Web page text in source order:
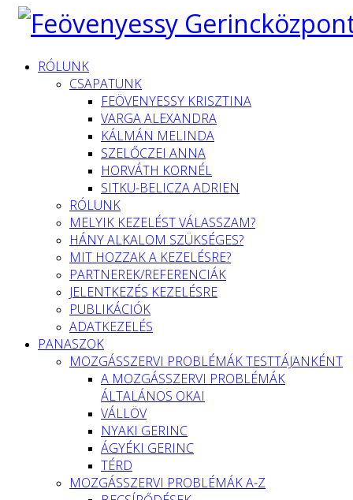
RÓLUNK
CSAPATUNK
FEÖVENYESSY KRISZTINA
VARGA ALEXANDRA
KÁLMÁN MELINDA
SZELŐCZEI ANNA
HORVÁTH KORNÉL
SITKU-BELICZA ADRIEN
RÓLUNK
MELYIK KEZELÉST VÁLASSZAM?
HÁNY ALKALOM SZÜKSÉGES?
MIT HOZZAK A KEZELÉSRE?
PARTNEREK/REFERENCIÁK
JELENTKEZÉS KEZELÉSRE
PUBLIKÁCIÓK
ADATKEZELÉS
PANASZOK
MOZGÁSSZERVI PROBLÉMÁK TESTTÁJANKÉNT
A MOZGÁSSZERVI PROBLÉMÁK
ÁLTALÁNOS OKAI
VÁLLÖV
NYAKI GERINC
ÁGYÉKI GERINC
TÉRD
MOZGÁSSZERVI PROBLÉMÁK A-Z